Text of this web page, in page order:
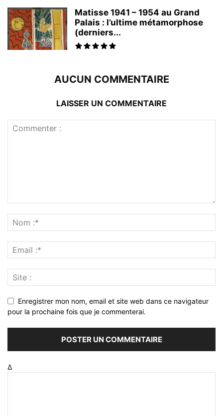
Matisse 1941 – 1954 au Grand
Palais : l’ultime métamorphose
(derniers...
AUCUN COMMENTAIRE
LAISSER UN COMMENTAIRE
Enregistrer mon nom, email et site web dans ce navigateur
pour la prochaine fois que je commenterai.
Δ